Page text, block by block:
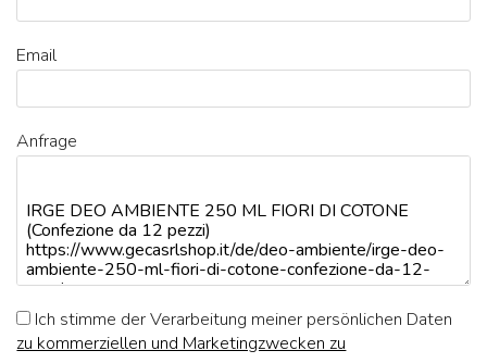
Email
Anfrage
Ich stimme der Verarbeitung meiner persönlichen Daten
zu kommerziellen und Marketingzwecken zu